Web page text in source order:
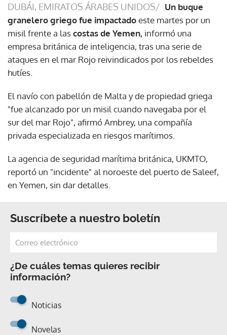
DUBÁI, EMIRATOS ÁRABES UNIDOS/ Un buque
granelero griego fue impactadoeste martes por un
misil frente a lascostas de Yemen, informó una
empresa británica de inteligencia, tras una serie de
ataques en el mar Rojo reivindicados por los rebeldes
hutíes.
El navío con pabellón de Malta y de propiedad griega
"fue alcanzado por un misil cuando navegaba por el
sur del mar Rojo", afirmó Ambrey, una compañía
privada especializada en riesgos marítimos.
La agencia de seguridad marítima británica, UKMTO,
reportó un "incidente" al noroeste del puerto de Saleef,
en Yemen, sin dar detalles.
Suscríbete a nuestro boletín
¿De cuáles temas quieres recibir
información?
Noticias
Novelas